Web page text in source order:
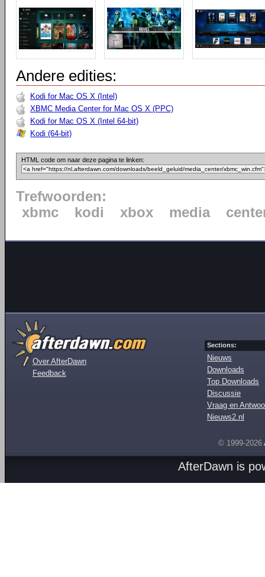
Andere edities:
Kodi for Mac OS X (Intel)
XBMC Media Center for Mac OS X (PPC)
Kodi for Mac OS X (Intel 64-bit)
Kodi (64-bit)
HTML code om naar deze pagina te linken:
Trefwoorden:
xbmc
kodi xbox media
Over AfterDawn
Feedback
Sections:
Nieuws
Downloads
Top Downloads
Discussie
Vraag en
Nieuws2.nl
© 1999-2026
AfterDawn is